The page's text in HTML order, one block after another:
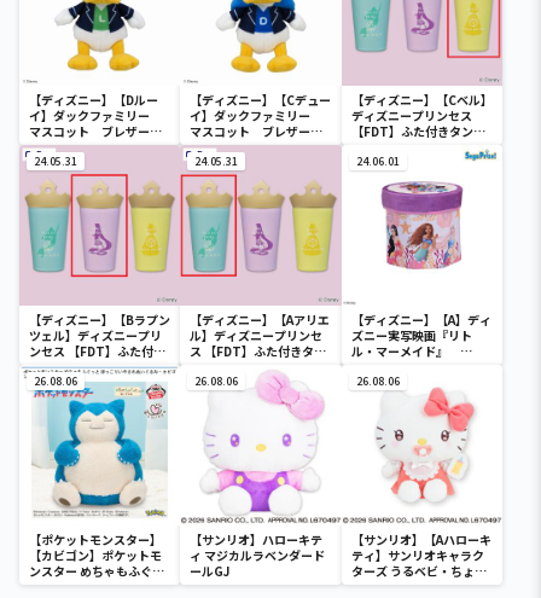
【ディズニー】【Dルー
イ】ダックファミリー
マスコット ブレザーコ
スチューム
【ディズニー】【Cデュー
イ】ダックファミリー
マスコット ブレザーコ
スチューム
【ディズニー】【Cベル】
ディズニープリンセス
【FDT】ふた付きタンブ
24.05.31
【ディズニー】【Bラプン
ツェル】ディズニープリ
ンセス 【FDT】ふた付き
タンブラー
24.05.31
【ディズニー】【Aアリエ
ル】ディズニープリンセ
ス 【FDT】ふた付きタン
24.06.01
【ディズニー】【A】ディ
ズニー実写映画『リト
ル・マーメイド』
チェアー
26.08.06
【ポケットモンスター】
【カビゴン】ポケットモ
ンスター めちゃもふぐっ
と ほっこりいやされぬい
26.08.06
【サンリオ】ハローキテ
ィ マジカルラベンダード
ールGJ
26.08.06
【サンリオ】【Aハローキ
ティ】サンリオキャラク
ターズ うるベビ・ちょい
デカドール